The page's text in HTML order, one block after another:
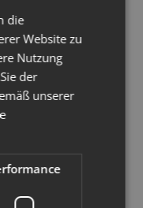
die
Website zu
Nutzung
der
unserer